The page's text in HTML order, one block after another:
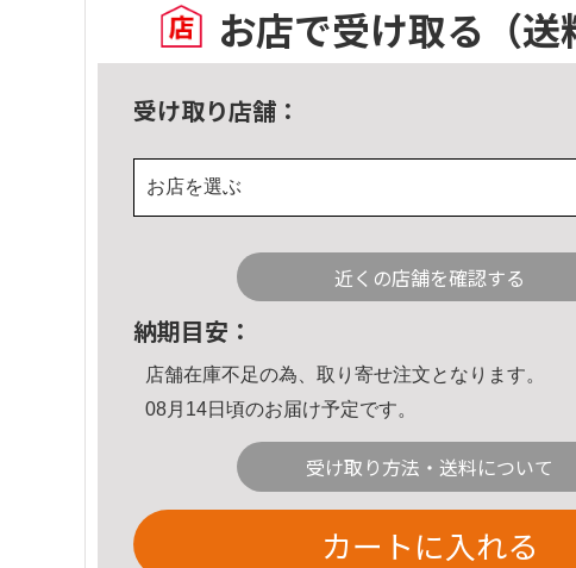
お店で受け取る （
受け取り店舗：
お店を選ぶ
近くの店舗を確認する
納期目安：
店舗在庫不足の為、取り寄せ注文となります。
08月14日頃のお届け予定です。
受け取り方法・送料について
カートに入れる